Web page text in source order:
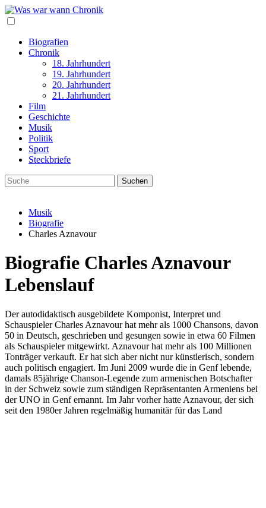
Biografien
Chronik
18. Jahrhundert
19. Jahrhundert
20. Jahrhundert
21. Jahrhundert
Film
Geschichte
Musik
Politik
Sport
Steckbriefe
Musik
Biografie
Charles Aznavour
Biografie Charles Aznavour
Lebenslauf
Der autodidaktisch ausgebildete Komponist, Interpret und
Schauspieler Charles Aznavour hat mehr als 1000 Chansons, davon
50 in Deutsch, geschrieben und gesungen sowie in etwa 60 Filmen
als Schauspieler mitgewirkt. Aznavour hat mehr als 100 Millionen
Tonträger verkauft. Er hat sich aber nicht nur künstlerisch, sondern
auch politisch engagiert. Im Juni 2009 wurde die in Genf lebende,
damals 85jährige Chanson-Legende zum armenischen Botschafter
in der Schweiz sowie zum ständigen Repräsentanten Armeniens bei
der UNO in Genf ernannt. Im Jahr vorher hatte Aznavour, der sich
seit den 1980er Jahren regelmäßig humanitär für das Land